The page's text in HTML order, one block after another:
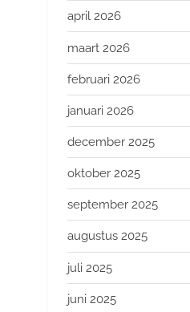
april 2026
maart 2026
februari 2026
januari 2026
december 2025
oktober 2025
september 2025
augustus 2025
juli 2025
juni 2025